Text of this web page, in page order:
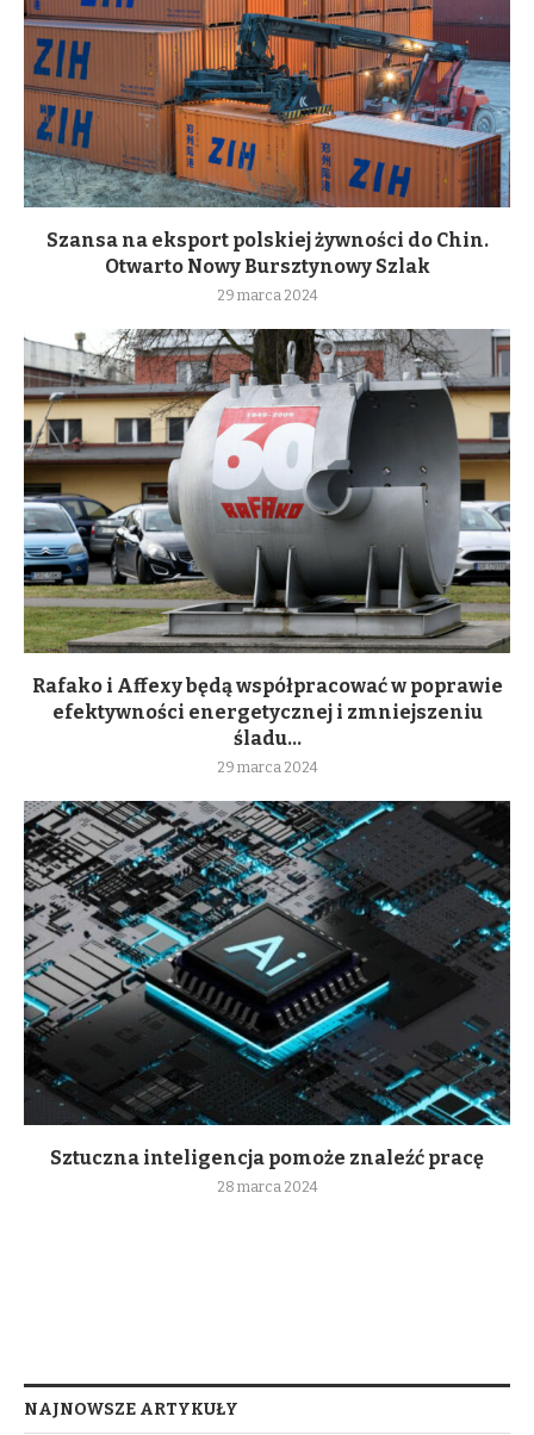
Szansa na eksport polskiej żywności do Chin.
Otwarto Nowy Bursztynowy Szlak
29 marca 2024
Rafako i Affexy będą współpracować w poprawie
efektywności energetycznej i zmniejszeniu
śladu...
29 marca 2024
Sztuczna inteligencja pomoże znaleźć pracę
28 marca 2024
NAJNOWSZE ARTYKUŁY